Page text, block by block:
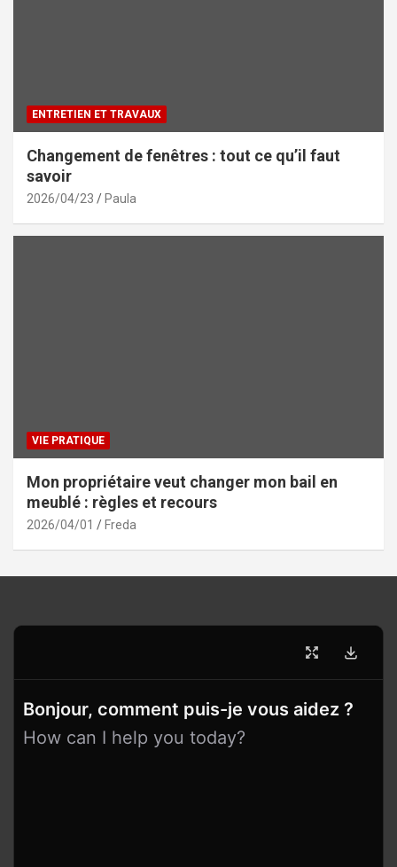
ENTRETIEN ET TRAVAUX
Changement de fenêtres : tout ce qu’il faut
savoir
2026/04/23 Paula
VIE PRATIQUE
Mon propriétaire veut changer mon bail en
meublé : règles et recours
2026/04/01 Freda
Bonjour, comment puis-je vous aidez ?
How can I help you today?